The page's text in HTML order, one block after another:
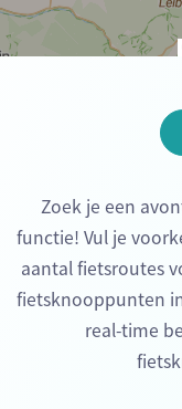
Zoek je een
functie! Vul je
aantal fietsroutes
fietsknooppunten
real-time